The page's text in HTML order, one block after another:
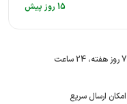
15 روز پیش
7 روز هفته، 24 ساعت
امکان ارسال سریع